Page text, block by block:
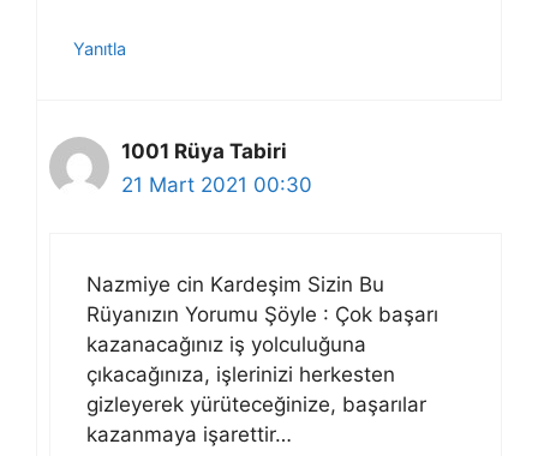
Yanıtla
1001 Rüya Tabiri
21 Mart 2021 00:30
Nazmiye cin Kardeşim Sizin Bu
Rüyanızın Yorumu Şöyle : Çok başarı
kazanacağınız iş yolculuğuna
çıkacağınıza, işlerinizi herkesten
gizleyerek yürüteceğinize, başarılar
kazanmaya işarettir…